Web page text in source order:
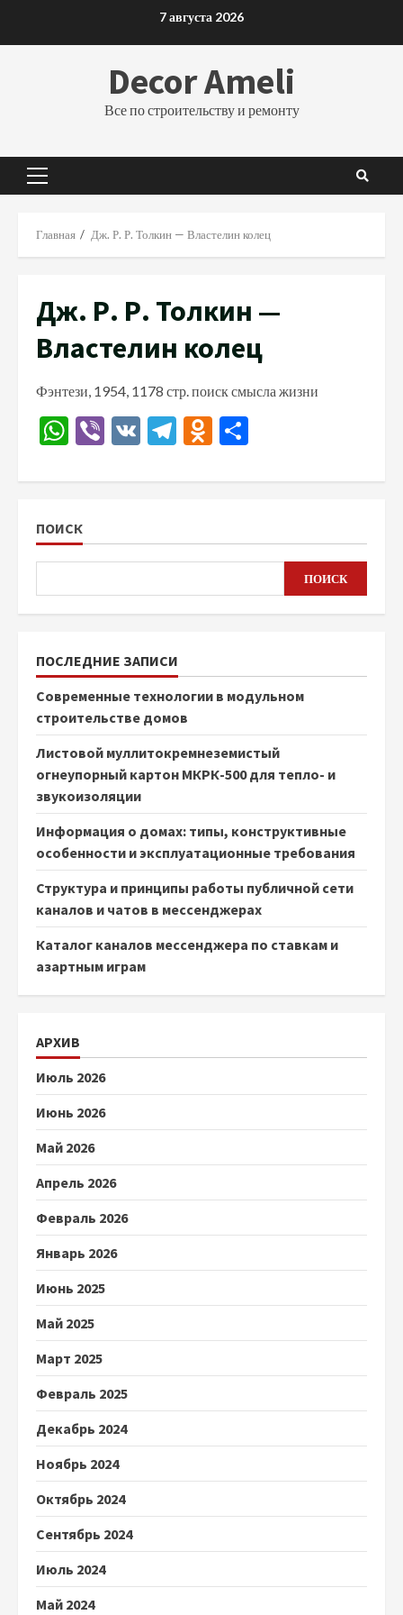
7 августа 2026
Decor Ameli
Все по строительству и ремонту
Основное
Главная Дж. Р. Р. Толкин — Властелин колец
Дж. Р. Р. Толкин —
Властелин колец
Фэнтези, 1954, 1178 стр. поиск смысла жизни
WhatsApp
Viber
VK Telegram
Odnoklassniki
ПОИСК
ПОИСК
ПОСЛЕДНИЕ ЗАПИСИ
Современные технологии в модульном
строительстве домов
Листовой муллитокремнеземистый
огнеупорный картон МКРК-500 для тепло- и
звукоизоляции
Информация о домах: типы, конструктивные
особенности и эксплуатационные требования
Структура и принципы работы публичной сети
каналов и чатов в мессенджерах
Каталог каналов мессенджера по ставкам и
азартным играм
АРХИВ
Июль 2026
Июнь 2026
Май 2026
Апрель 2026
Февраль 2026
Январь 2026
Июнь 2025
Май 2025
Март 2025
Февраль 2025
Декабрь 2024
Ноябрь 2024
Октябрь 2024
Сентябрь 2024
Июль 2024
Май 2024